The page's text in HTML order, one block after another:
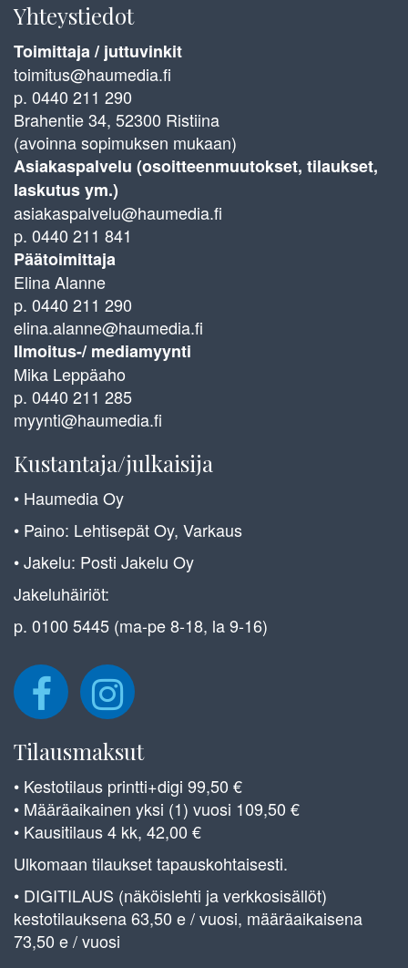
Yhteystiedot
Toimittaja / juttuvinkit
toimitus@haumedia.fi
p. 0440 211 290
Brahentie 34, 52300 Ristiina
(avoinna sopimuksen mukaan)
Asiakaspalvelu (osoitteenmuutokset, tilaukset,
laskutus ym.)
asiakaspalvelu@haumedia.fi
p. 0440 211 841
Päätoimittaja
Elina Alanne
p. 0440 211 290
elina.alanne@haumedia.fi
Ilmoitus-/ mediamyynti
Mika Leppäaho
p. 0440 211 285
myynti@haumedia.fi
Kustantaja/julkaisija
• Haumedia Oy
• Paino: Lehtisepät Oy, Varkaus
• Jakelu: Posti Jakelu Oy
Jakeluhäiriöt:
p. 0100 5445 (ma-pe 8-18, la 9-16)
Tilausmaksut
• Kestotilaus printti+digi 99,50 €
• Määräaikainen yksi (1) vuosi 109,50 €
• Kausitilaus 4 kk, 42,00 €
Ulkomaan tilaukset tapauskohtaisesti.
• DIGITILAUS (näköislehti ja verkkosisällöt)
kestotilauksena 63,50 e / vuosi, määräaikaisena
73,50 e / vuosi